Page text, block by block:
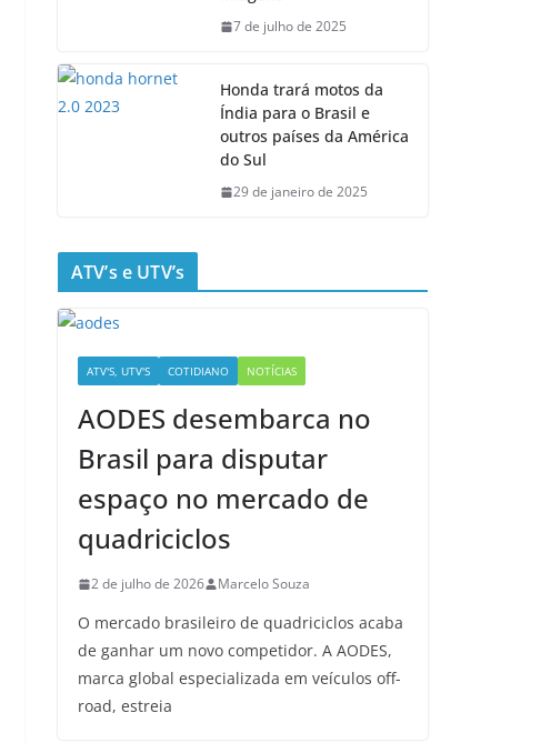
7 de julho de 2025
Honda trará motos da
Índia para o Brasil e
outros países da América
do Sul
29 de janeiro de 2025
ATV’s e UTV’s
ATV'S, UTV'S COTIDIANO NOTÍCIAS
AODES desembarca no
Brasil para disputar
espaço no mercado de
quadriciclos
2 de julho de 2026 Marcelo Souza
O mercado brasileiro de quadriciclos acaba
de ganhar um novo competidor. A AODES,
marca global especializada em veículos off-
road, estreia